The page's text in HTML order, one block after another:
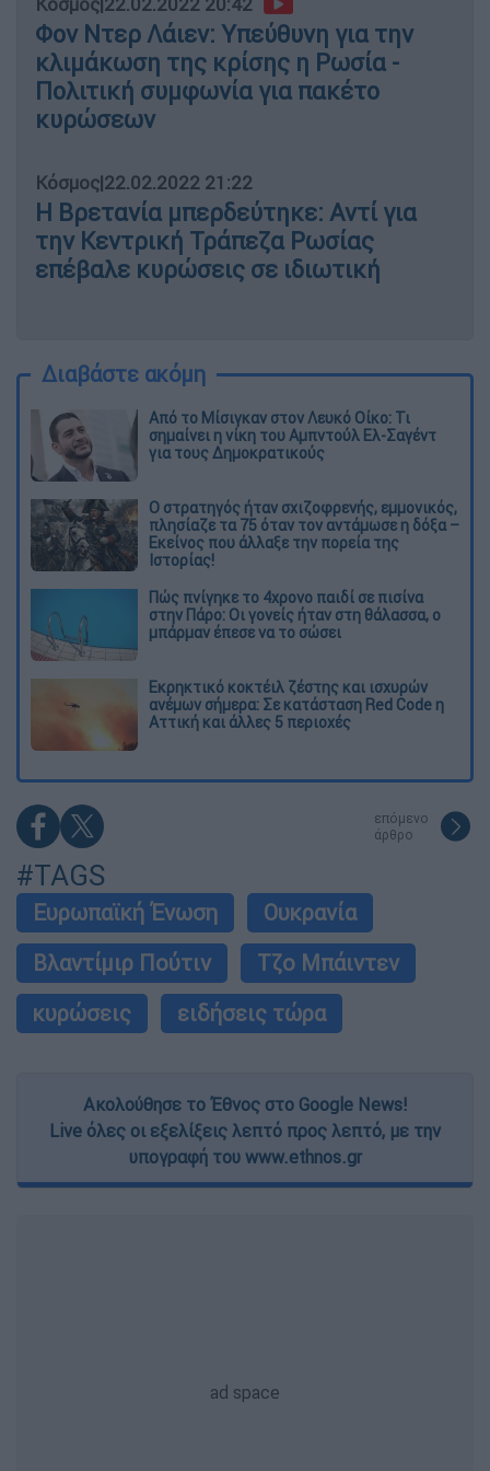
Φον Ντερ Λάιεν: Υπεύθυνη για την
κλιμάκωση της κρίσης η Ρωσία -
Πολιτική συμφωνία για πακέτο
κυρώσεων
Κόσμος|22.02.2022 21:22
Η Βρετανία μπερδεύτηκε: Αντί για
την Κεντρική Τράπεζα Ρωσίας
επέβαλε κυρώσεις σε ιδιωτική
Διαβάστε ακόμη
Από το Μίσιγκαν στον Λευκό Οίκο: Τι
σημαίνει η νίκη του Αμπντούλ Ελ-Σαγέντ
για τους Δημοκρατικούς
O στρατηγός ήταν σχιζοφρενής, εμμονικός,
πλησίαζε τα 75 όταν τον αντάμωσε η δόξα –
Εκείνος που άλλαξε την πορεία της
Ιστορίας!
Πώς πνίγηκε το 4χρονο παιδί σε πισίνα
στην Πάρο: Οι γονείς ήταν στη θάλασσα, ο
μπάρμαν έπεσε να το σώσει
Εκρηκτικό κοκτέιλ ζέστης και ισχυρών
ανέμων σήμερα: Σε κατάσταση Red Code η
Αττική και άλλες 5 περιοχές
επόμενο
άρθρο
#TAGS
Ευρωπαϊκή Ένωση
Ουκρανία
Βλαντίμιρ Πούτιν
Τζο Μπάιντεν
κυρώσεις
ειδήσεις τώρα
Ακολούθησε το Έθνος στο Google News!
Live όλες οι εξελίξεις λεπτό προς λεπτό, με την
υπογραφή του www.ethnos.gr